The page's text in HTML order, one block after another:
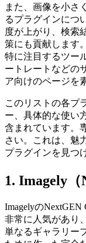
また、画像を小さ
るプラグインにつ
度が上がり、検索
策にも貢献します。
特に注目するツー
ートレートなどの
ア向けのページを
このリストの各プ
ー、具体的な使い
含まれています。
さい。これは、魅
プラグインを見つ
1. Imagely（
ImagelyのNextGEN
非常に人気があり
単なるギャラリー